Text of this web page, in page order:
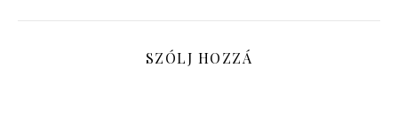
SZÓLJ HOZZÁ